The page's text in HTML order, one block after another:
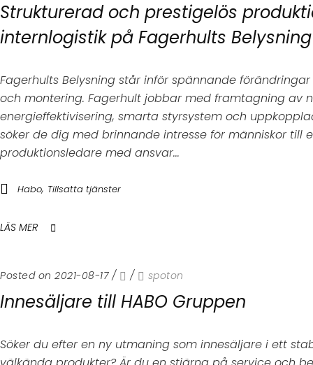
Strukturerad och prestigelös
internlogistik på Fagerhults Belysning
Fagerhults Belysning står inför spännande
och montering. Fagerhult jobbar med framtagning av
energieffektivisering, smarta styrsystem och
söker de dig med brinnande intresse för människor till
produktionsledare med ansvar...
Habo, Tillsatta tjänster
LÄS MER
Posted on 2021-08-17 / / spoton
Innesäljare till HABO Gruppen
Söker du efter en ny utmaning som innesäljare i ett